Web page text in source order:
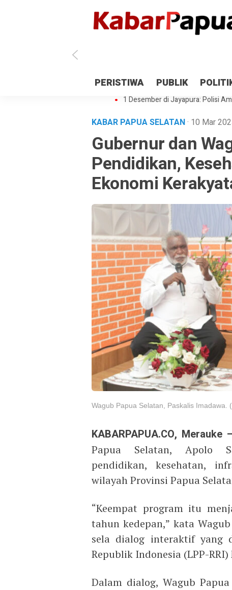
PERISTIWA PUBLIK
Antisipasi 1 Desember, TNI Polri
Gedung Perpustakaan SMPN 5
1 Desember di Jayapura: Polisi
KABAR PAPUA SELATAN· 10 Mar
Gubernur dan
Pendidikan,
Ekonomi
Wagub Papua Selatan, Paskalis
KABARPAPUA.CO, Merauke –
Papua Selatan, Apolo
pendidikan, kesehatan,
wilayah Provinsi Papua
“Keempat program itu
tahun kedepan,” kata
sela dialog interaktif yang
Republik Indonesia (LPP-
Dalam dialog, Wagub